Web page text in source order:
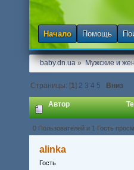
Начало Помощь
baby.dn.ua» Мужские и
Страницы: [1] 2 3 4 5 Вниз
Автор
0 Пользователей и 1 Гость
alinka
Гость